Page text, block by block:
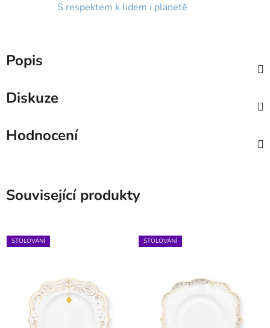
S respektem k lidem i planetě
Popis
Diskuze
Hodnocení
Související produkty
STOLOVÁNÍ STOLOVÁNÍ